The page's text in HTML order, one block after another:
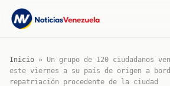
Inicio » Un grupo de 120 ciudadanos
este viernes a su país de origen a
repatriación procedente de la ciudad